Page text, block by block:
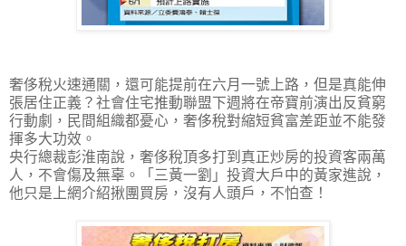
奢侈稅火速通關，還可能提前在六月一號上路，但是真能伸
張居住正義？社會住宅推動聯盟下週將在帝寶前演出反貧窮
行動劇，民間組織都憂心，奢侈稅對縮短貧富差距並不能發
揮多大功效。
央行總裁彭淮南說，奢侈稅頂多打到真正炒房的投資客兩萬
人，不會傷及無辜。「三黃一劉」投資大戶中的黃家進說，
他只是上網介紹揪團買房，沒有人頭戶，不怕查！